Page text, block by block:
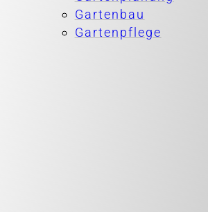
Gartenbau
Gartenpflege